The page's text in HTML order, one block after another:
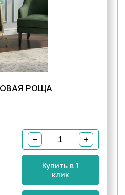
РОЩА
− +
Купить в 1
клик